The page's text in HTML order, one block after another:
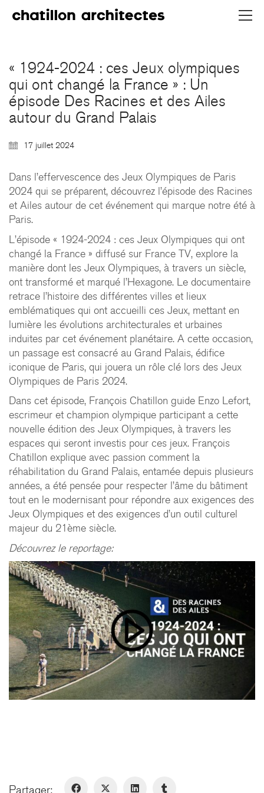
« 1924-2024 : ces Jeux olympiques
qui ont changé la France » : Un
épisode Des Racines et des Ailes
autour du Grand Palais
17 juillet 2024
Dans l’effervescence des Jeux Olympiques de Paris
2024 qui se préparent, découvrez l’épisode des Racines
et Ailes autour de cet événement qui marque notre été à
Paris.
L’épisode « 1924-2024 : ces Jeux Olympiques qui ont
changé la France » diffusé sur France TV, explore la
manière dont les Jeux Olympiques, à travers un siècle,
ont transformé et marqué l’Hexagone. Le documentaire
retrace l’histoire des différentes villes et lieux
emblématiques qui ont accueilli ces Jeux, mettant en
lumière les évolutions architecturales et urbaines
induites par cet événement planétaire. A cette occasion,
un passage est consacré au Grand Palais, édifice
iconique de Paris, qui jouera un rôle clé lors des Jeux
Olympiques de Paris 2024.
Dans cet épisode, François Chatillon guide Enzo Lefort,
escrimeur et champion olympique participant a cette
nouvelle édition des Jeux Olympiques, à travers les
espaces qui seront investis pour ces jeux. François
Chatillon explique avec passion comment la
réhabilitation du Grand Palais, entamée depuis plusieurs
années, a été pensée pour respecter l’âme du bâtiment
tout en le modernisant pour répondre aux exigences des
Jeux Olympiques et des exigences d’un outil culturel
majeur du 21ème siècle.
Découvrez le reportage:
Partager:
CHATILLON ARCHITECTES
contact@chatillonarchitectes.com
recrutement@chatillonarchitectes.com
PARIS
61 rue de Dunkerque
75009 Paris - France
+ 33 1 48 78 31 52
FERNEY-VOLTAIRE
10 rue de Genève
01210 Ferney-Voltaire - France
+ 33 4 50 42 96 20
GENÈVE